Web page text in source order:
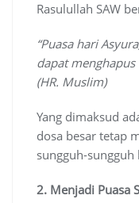
Rasulullah SAW
“Puasa hari
dapat menghapus
(HR. Muslim)
Yang dimaksud
dosa besar tetap
sungguh-sungguh
2. Menjadi Puasa